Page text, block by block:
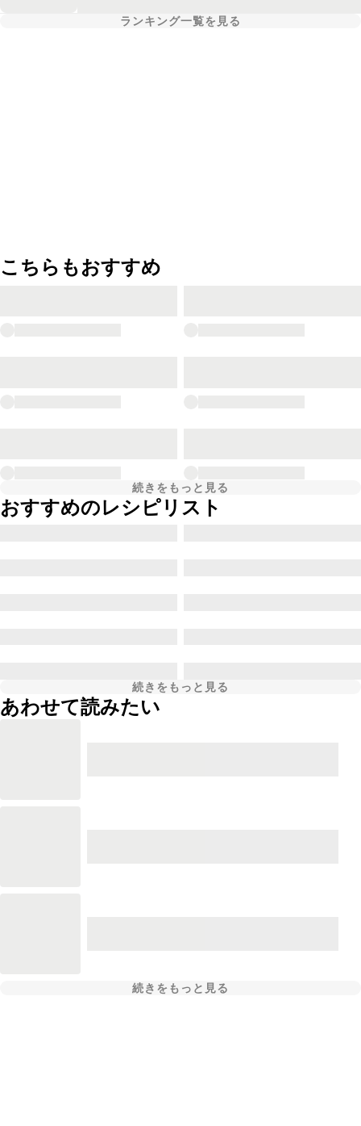
ランキング一覧を見る
こちらもおすすめ
続きをもっと見る
おすすめのレシピリスト
続きをもっと見る
あわせて読みたい
続きをもっと見る